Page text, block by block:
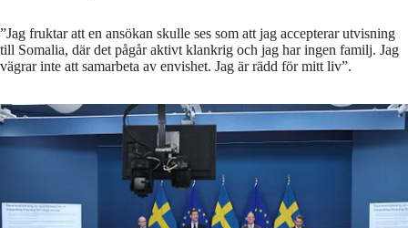
”Jag fruktar att en ansökan skulle ses som att jag accepterar utvisning
till Somalia, där det pågår aktivt klankrig och jag har ingen familj. Jag
vägrar inte att samarbeta av envishet. Jag är rädd för mitt liv”.